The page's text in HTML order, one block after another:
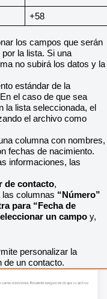
+58
los campos que serán
la lista. Si una
no subirá los datos y la
estándar de la
el caso de que sea
la lista seleccionada, el
el archivo como
columna con nombres,
fechas de nacimiento.
informaciones, las
de contacto,
columnas “Número”
para “Fecha de
un campo y,
personalizar la
de un contacto.